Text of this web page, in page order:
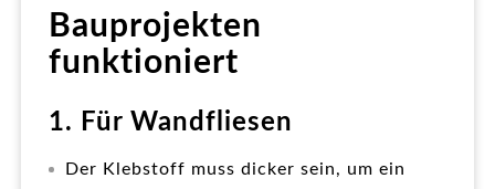
Bauprojekten
funktioniert
1. Für Wandfliesen
Der Klebstoff muss dicker sein, um ein